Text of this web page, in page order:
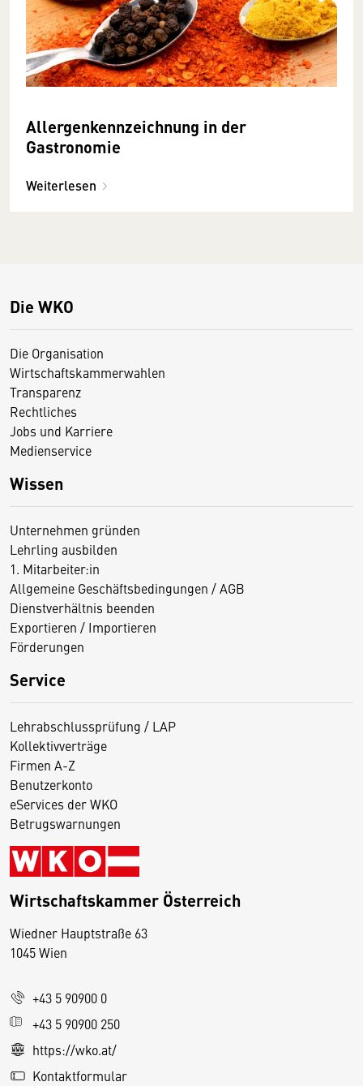
Allergenkennzeichnung in der
Gastronomie
Weiterlesen
Die WKO
Die Organisation
Wirtschaftskammerwahlen
Transparenz
Rechtliches
Jobs und Karriere
Medienservice
Wissen
Unternehmen gründen
Lehrling ausbilden
1. Mitarbeiter:in
Allgemeine Geschäftsbedingungen / AGB
Dienstverhältnis beenden
Exportieren / Importieren
Förderungen
Service
Lehrabschlussprüfung / LAP
Kollektivverträge
Firmen A-Z
Benutzerkonto
eServices der WKO
Betrugswarnungen
Wirtschaftskammer Österreich
Wiedner Hauptstraße 63
1045 Wien
+43 5 90900 0
+43 5 90900 250
https://wko.at/
Kontaktformular
D
s
e
S
e